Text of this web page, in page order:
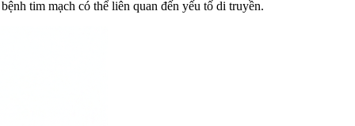
tim mạch có thể liên quan đến yếu tố di truyền.